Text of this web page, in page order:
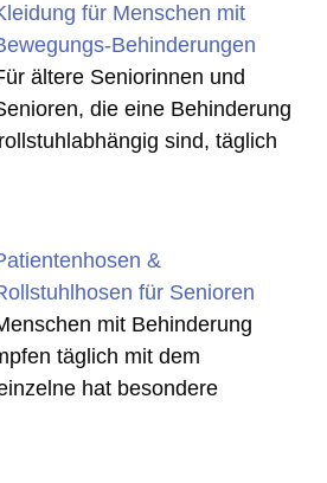
für Menschen mit
Behinderungen
ältere Seniorinnen und
die eine Behinderung
sind, täglich
&
für Senioren
mit Behinderung
täglich mit dem
hat besondere